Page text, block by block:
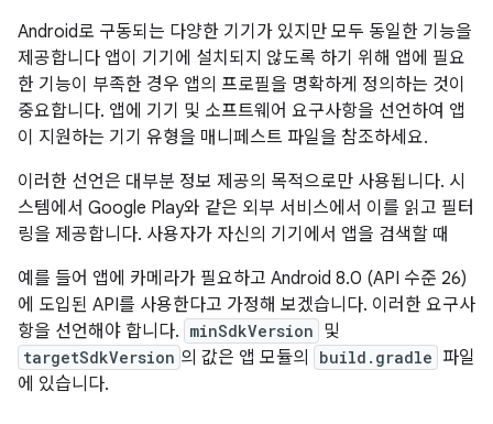
Android로 구동되는 다양한 기기가 있지만 모두 동일한 기능을
제공합니다 앱이 기기에 설치되지 않도록 하기 위해 앱에 필요
한 기능이 부족한 경우 앱의 프로필을 명확하게 정의하는 것이
중요합니다. 앱에 기기 및 소프트웨어 요구사항을 선언하여 앱
이 지원하는 기기 유형을 매니페스트 파일을 참조하세요.
이러한 선언은 대부분 정보 제공의 목적으로만 사용됩니다. 시
스템에서 Google Play와 같은 외부 서비스에서 이를 읽고 필터
링을 제공합니다. 사용자가 자신의 기기에서 앱을 검색할 때
예를 들어 앱에 카메라가 필요하고 Android 8.0 (API 수준 26)
에 도입된 API를 사용한다고 가정해 보겠습니다. 이러한 요구사
항을 선언해야 합니다. minSdkVersion 및
targetSdkVersion 의 값은 앱 모듈의 build.gradle 파일
에 있습니다.